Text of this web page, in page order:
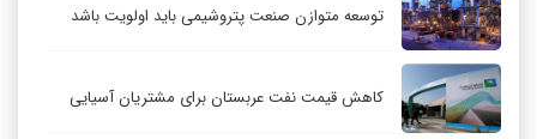
توسعه متوازن صنعت پتروشیمی باید اولویت باشد
کاهش قیمت نفت عربستان برای مشتریان آسیایی